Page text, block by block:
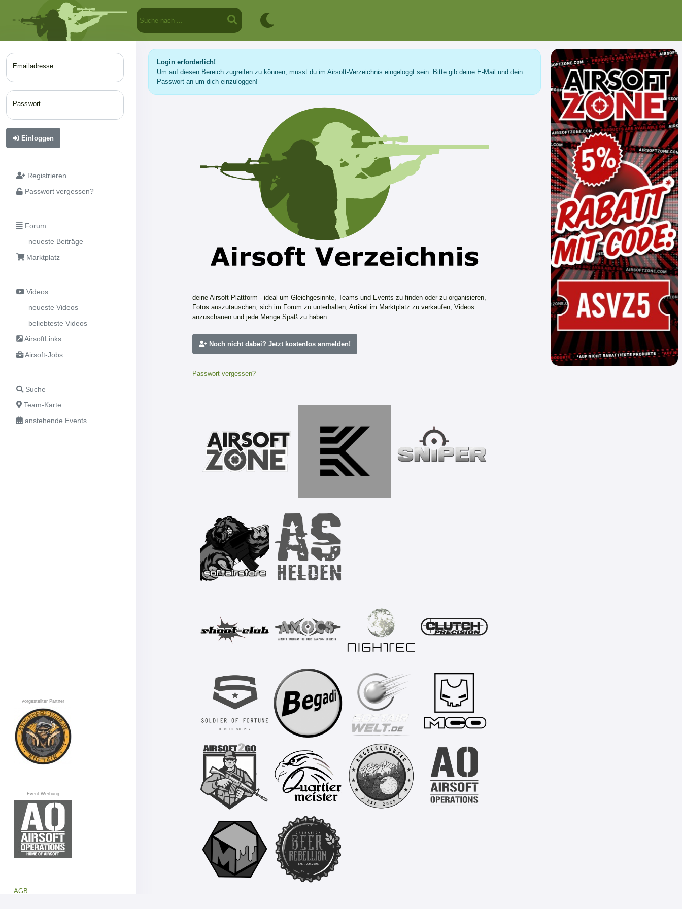
Emailadresse
Passwort
Einloggen
Registrieren
Passwort vergessen?
Forum
neueste Beiträge
Marktplatz
Videos
neueste Videos
beliebteste Videos
AirsoftLinks
Airsoft-Jobs
Suche
Team-Karte
anstehende Events
vorgestellter Partner
Event-Werbung
AGB
Login erforderlich!
Um auf diesen Bereich zugreifen zu können, musst du im Airsoft-Verzeichnis eingeloggt sein. Bitte gib deine E-Mail und dein
Passwort an um dich einzuloggen!
deine Airsoft-Plattform - ideal um Gleichgesinnte, Teams und Events zu finden oder zu organisieren,
Fotos auszutauschen, sich im Forum zu unterhalten, Artikel im Marktplatz zu verkaufen, Videos
anzuschauen und jede Menge Spaß zu haben.
Noch nicht dabei? Jetzt kostenlos anmelden!
Passwort vergessen?